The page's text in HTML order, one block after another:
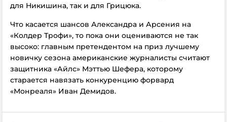
для Никишина, так и для Грицюка.
Что касается шансов Александра и Арсения на
«Колдер Трофи», то пока они оцениваются не так
высоко: главным претендентом на приз лучшему
новичку сезона американские журналисты считают
защитника «Айлс» Мэттью Шефера, которому
старается навязать конкуренцию форвард
«Монреаля» Иван Демидов.